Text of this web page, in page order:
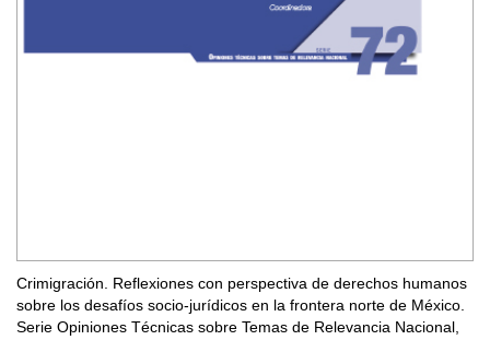
Crimigración. Reflexiones con perspectiva de derechos humanos
sobre los desafíos socio-jurídicos en la frontera norte de México.
Serie Opiniones Técnicas sobre Temas de Relevancia Nacional,